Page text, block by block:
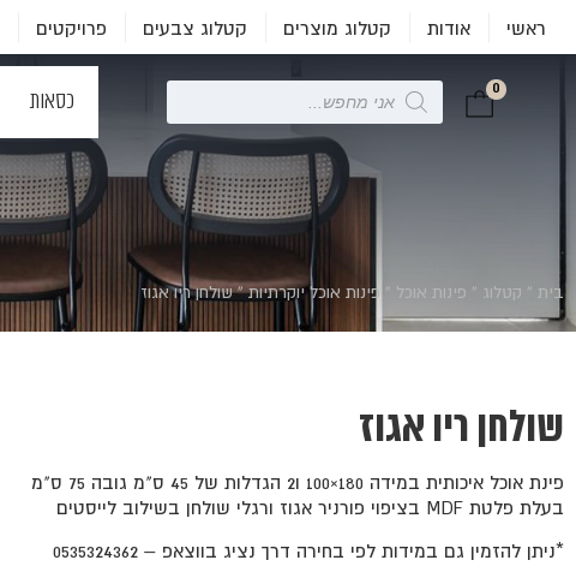
ראשי אודות קטלוג מוצרים קטלוג צבעים פרויקטים
0
Products
search
כסאות
בית » קטלוג » פינות אוכל » פינות אוכל יוקרתיות»שולחן ריו אגוז
שולחן ריו אגוז
פינת אוכל איכותית במידה 180×100 ו2 הגדלות של 45 ס"מ גובה 75 ס"מ
בעלת פלטת MDF בציפוי פורניר אגוז ורגלי שולחן בשילוב לייסטים
*ניתן להזמין גם במידות לפי בחירה דרך נציג בווצאפ – 0535324362